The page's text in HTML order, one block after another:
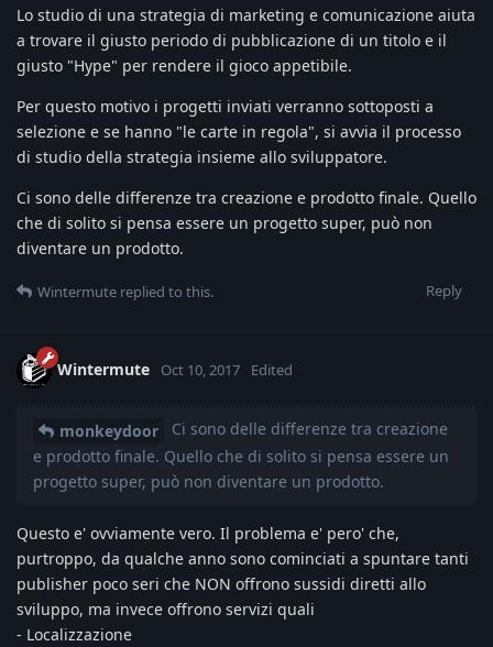
Lo studio di una strategia di marketing e comunicazione aiuta
a trovare il giusto periodo di pubblicazione di un titolo e il
giusto "Hype" per rendere il gioco appetibile.
Per questo motivo i progetti inviati verranno sottoposti a
selezione e se hanno "le carte in regola", si avvia il processo
di studio della strategia insieme allo sviluppatore.
Ci sono delle differenze tra creazione e prodotto finale. Quello
che di solito si pensa essere un progetto super, può non
diventare un prodotto.
Reply
Wintermute replied to this.
Wintermute Oct 10, 2017 Edited
monkeydoor
Ci sono delle differenze tra creazione
e prodotto finale. Quello che di solito si pensa essere un
progetto super, può non diventare un prodotto.
Questo e' ovviamente vero. Il problema e' pero' che,
purtroppo, da qualche anno sono cominciati a spuntare tanti
publisher poco seri che NON offrono sussidi diretti allo
sviluppo, ma invece offrono servizi quali
- Localizzazione